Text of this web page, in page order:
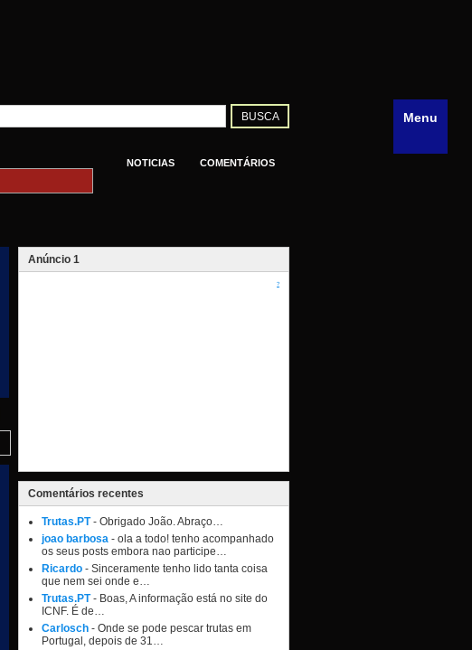
NOTICIAS
COMENTÁRIOS
Anúncio 1
?
Comentários recentes
Trutas.PT- Obrigado João. Abraço…
joao barbosa - ola a todo! tenho acompanhado
os seus posts embora nao participe…
Ricardo - Sinceramente tenho lido tanta coisa
que nem sei onde e…
Trutas.PT- Boas, A informação está no site do
ICNF. É de…
Carlosch - Onde se pode pescar trutas em
Portugal, depois de 31…
Menu